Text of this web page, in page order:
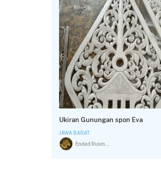
Ukiran Gunungan spon Eva
JAWA BARAT